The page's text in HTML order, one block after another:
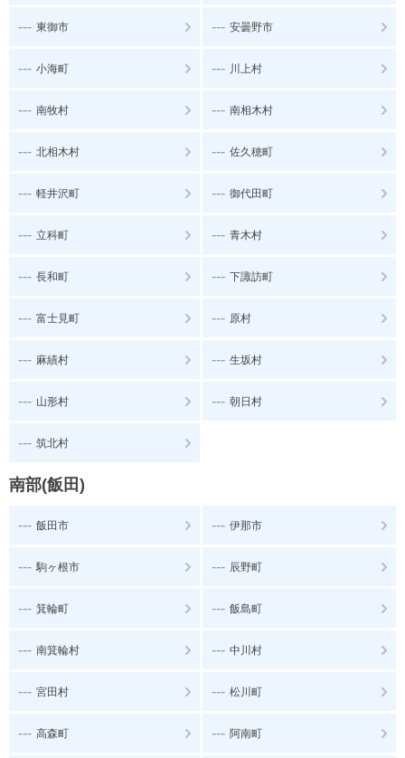
--- 東御市 --- 安曇野市
--- 小海町 --- 川上村
--- 南牧村 --- 南相木村
--- 北相木村 --- 佐久穂町
--- 軽井沢町 --- 御代田町
--- 立科町 --- 青木村
--- 長和町 --- 下諏訪町
--- 富士見町 --- 原村
--- 麻績村 --- 生坂村
--- 山形村 --- 朝日村
--- 筑北村
南部(飯田)
--- 飯田市 --- 伊那市
--- 駒ヶ根市 --- 辰野町
--- 箕輪町 --- 飯島町
--- 南箕輪村 --- 中川村
--- 宮田村 --- 松川町
--- 高森町 --- 阿南町